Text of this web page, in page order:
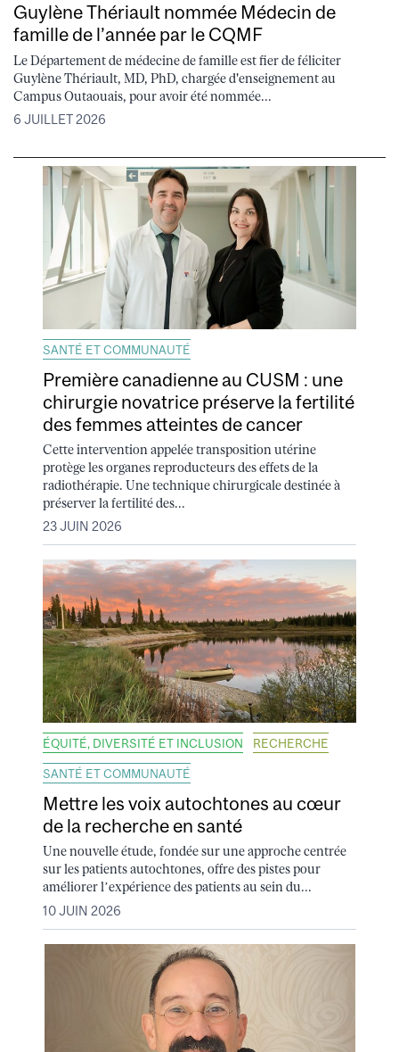
Guylène Thériault nommée Médecin de
famille de l’année par le CQMF
Le Département de médecine de famille est fier de féliciter
Guylène Thériault, MD, PhD, chargée d'enseignement au
Campus Outaouais, pour avoir été nommée...
6 JUILLET 2026
SANTÉ ET COMMUNAUTÉ
Première canadienne au CUSM : une
chirurgie novatrice préserve la fertilité
des femmes atteintes de cancer
Cette intervention appelée transposition utérine
protège les organes reproducteurs des effets de la
radiothérapie. Une technique chirurgicale destinée à
préserver la fertilité des...
23 JUIN 2026
ÉQUITÉ, DIVERSITÉ ET INCLUSION RECHERCHE
SANTÉ ET COMMUNAUTÉ
Mettre les voix autochtones au cœur
de la recherche en santé
Une nouvelle étude, fondée sur une approche centrée
sur les patients autochtones, offre des pistes pour
améliorer l’expérience des patients au sein du...
10 JUIN 2026